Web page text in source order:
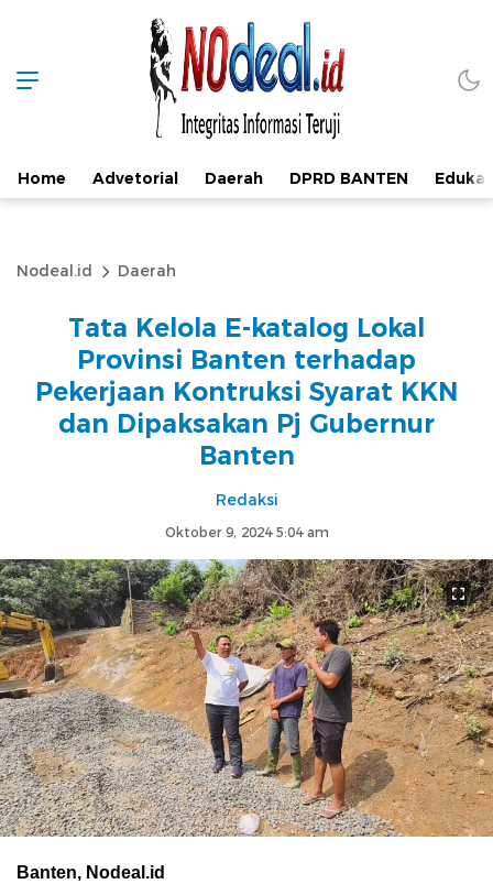
Home Advetorial Daerah DPRD BANTEN
Nodeal.id Daerah
Tata Kelola E-katalog Lokal
Provinsi Banten terhadap
Pekerjaan Kontruksi Syarat KKN
dan Dipaksakan Pj Gubernur
Banten
Redaksi
Oktober 9, 2024 5:04 am
Banten, Nodeal.id